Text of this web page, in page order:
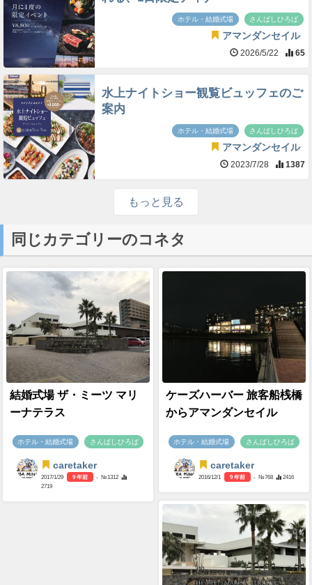
ホテル・結婚式場 さんばしひろば
アマンダンセイル
2026/5/22 65
水上ナイトショー観覧ビュッフェのご
案内
ホテル・結婚式場 さんばしひろば
アマンダンセイル
2023/7/28 1387
もっと見る
同じカテゴリーのコネタ
結婚式場 ザ・ミーツ マリ
ーナテラス
ホテル・結婚式場 さんばしひろば
caretaker
2017/1/29 9 年前
- №1312
2719
ケーズハーバー 旅客船桟橋
からアマンダンセイル
ホテル・結婚式場 さんばしひろば
caretaker
2016/12/1 9 年前 - №768 2416